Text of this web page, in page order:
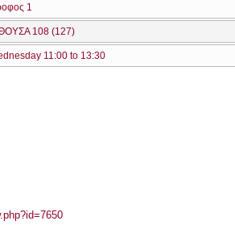
1
108 (127)
11:00 to 13:30